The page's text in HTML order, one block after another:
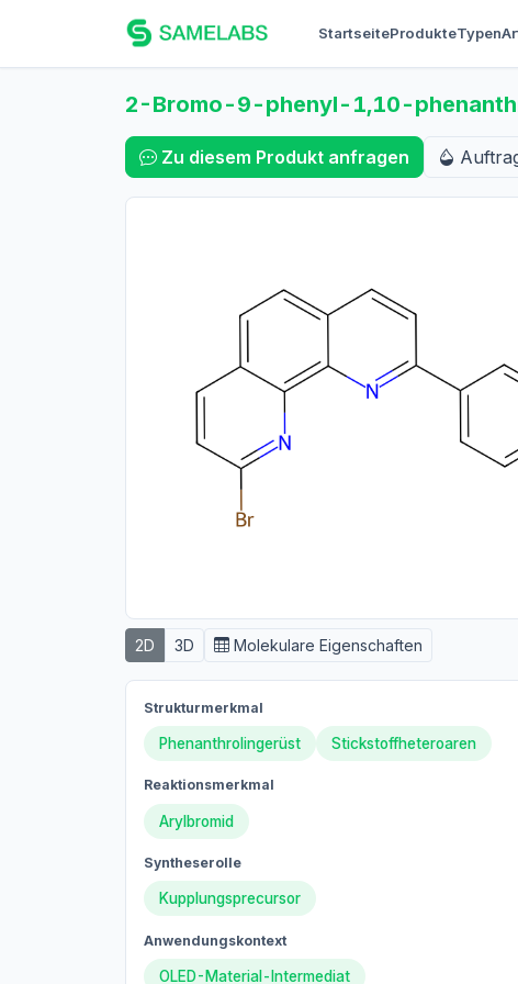
StartseiteProdukteTypen
2-Bromo-9-phenyl-1,10-
Zu diesem Produkt anfragen
2D 3D Molekulare Eigenschaften
Strukturmerkmal
Phenanthrolingerüst Stickstoffheteroaren
Reaktionsmerkmal
Arylbromid
Syntheserolle
Kupplungsprecursor
Anwendungskontext
OLED-Material-Intermediat